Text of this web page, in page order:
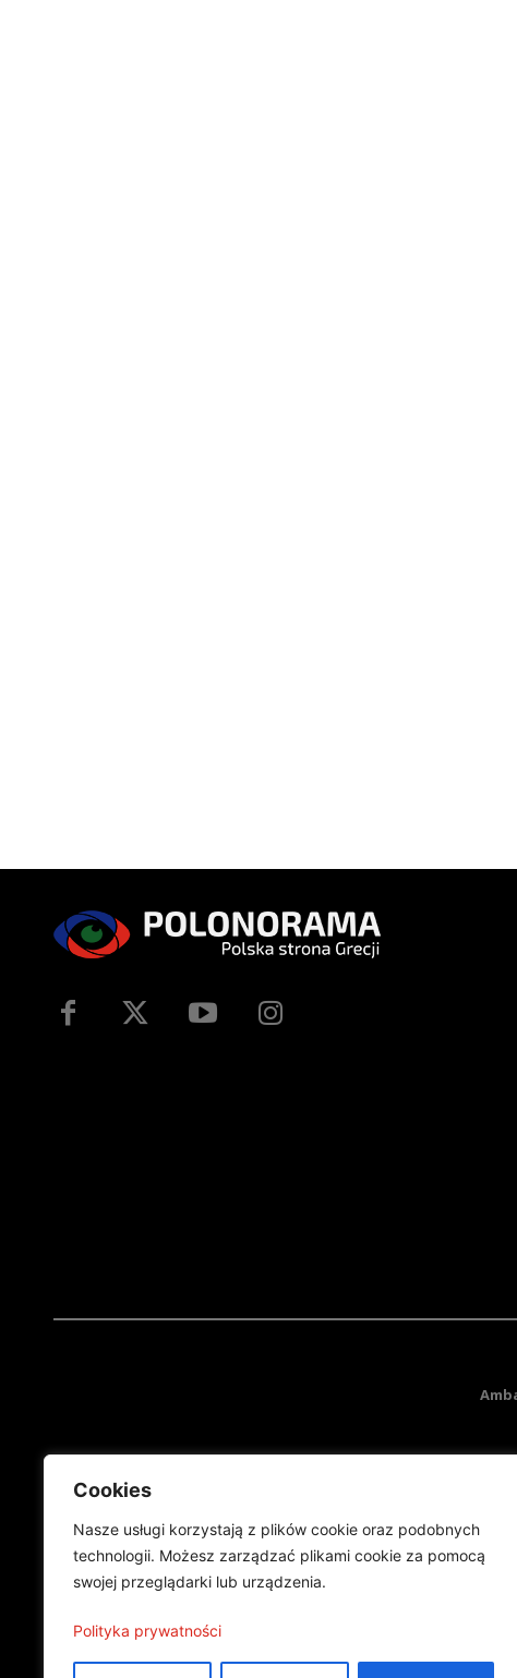
Cookies
Nasze usługi korzystają z plików cookie oraz podobnych
technologii. Możesz zarządzać plikami cookie za pomocą
swojej przeglądarki lub urządzenia.
Polityka prywatności
Projekt finansowany przez
Publikacja wyraża jedynie